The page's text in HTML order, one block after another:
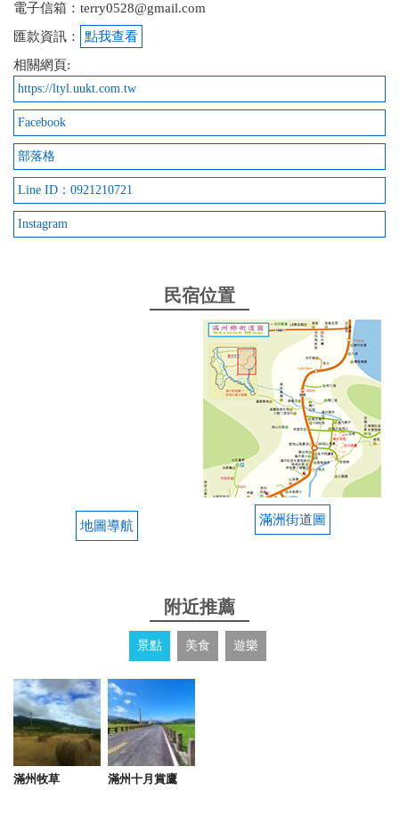
電子信箱：terry0528@gmail.com
匯款資訊：
點我查看
相關網頁:
https://ltyl.uukt.com.tw
Facebook
部落格
Line ID：0921210721
Instagram
民宿位置
地圖導航 滿洲街道圖
附近推薦
景點 美食 遊樂
滿州牧草 滿州十月賞鷹